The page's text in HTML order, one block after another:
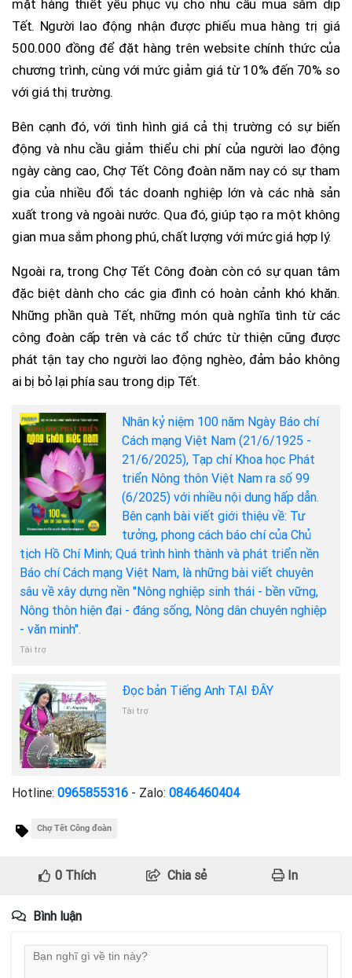
mặt hàng thiết yếu phục vụ cho nhu cầu mua sắm dịp
Tết. Người lao động nhận được phiếu mua hàng trị giá
500.000 đồng để đặt hàng trên website chính thức của
chương trình, cùng với mức giảm giá từ 10% đến 70% so
với giá thị trường.
Bên cạnh đó, với tình hình giá cả thị trường có sự biến
động và nhu cầu giảm thiểu chi phí của người lao động
ngày càng cao, Chợ Tết Công đoàn năm nay có sự tham
gia của nhiều đối tác doanh nghiệp lớn và các nhà sản
xuất trong và ngoài nước. Qua đó, giúp tạo ra một không
gian mua sắm phong phú, chất lượng với mức giá hợp lý.
Ngoài ra, trong Chợ Tết Công đoàn còn có sự quan tâm
đặc biệt dành cho các gia đình có hoàn cảnh khó khăn.
Những phần quà Tết, những món quà nghĩa tình từ các
công đoàn cấp trên và các tổ chức từ thiện cũng được
phát tận tay cho người lao động nghèo, đảm bảo không
ai bị bỏ lại phía sau trong dịp Tết.
Nhân kỷ niệm 100 năm Ngày Báo chí
Cách mạng Việt Nam (21/6/1925 -
21/6/2025), Tạp chí Khoa học Phát
triển Nông thôn Việt Nam ra số 99
(6/2025) với nhiều nội dung hấp dẫn.
Bên cạnh bài viết giới thiệu về: Tư
tưởng, phong cách báo chí của Chủ
tịch Hồ Chí Minh; Quá trình hình thành và phát triển nền
Báo chí Cách mạng Việt Nam, là những bài viết chuyên
sâu về xây dựng nền "Nông nghiệp sinh thái - bền vững,
Nông thôn hiện đại - đáng sống, Nông dân chuyên nghiệp
- văn minh".
Tài trợ
Đọc bản Tiếng Anh TẠI ĐÂY
Tài trợ
Hotline: 0965855316 - Zalo: 0846460404
Chợ Tết Công đoàn
0Thích Chia sẻ In
Bình luận